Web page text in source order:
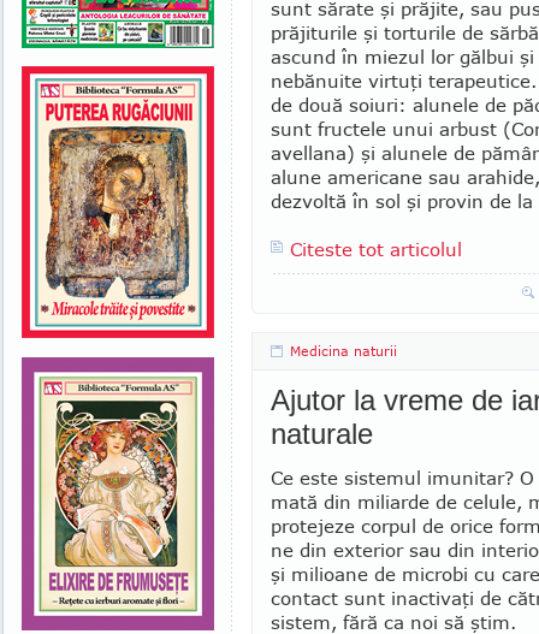
sunt sărate şi prăjite, sau
prăjiturile şi torturile de
ascund în miezul lor gălbui şi
nebănuite virtuţi tera­peutice.
de două soiuri: alunele de
sunt fructele unui arbust
avellana) şi alunele de
alune ame­ricane sau
dezvoltă în sol şi provin de
Citeste tot articolul
Medicina naturii
Ajutor la vreme de
naturale
Ce este sistemul imunitar?
mată din miliarde de celule,
protejeze corpul de orice
ne din exte­rior sau din
şi milioane de microbi cu
contact sunt inactivaţi de
sistem, fără ca noi să ştim.